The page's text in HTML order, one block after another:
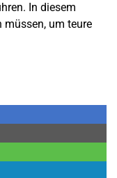
In diesem
müssen, um teure